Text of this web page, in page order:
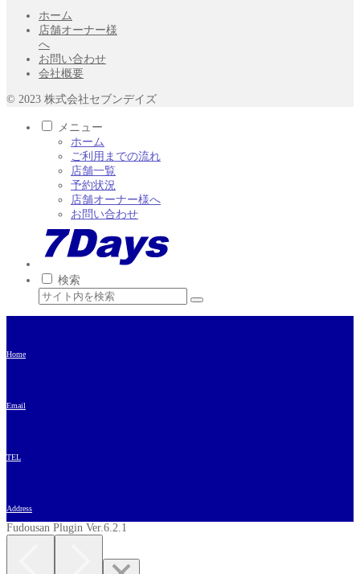
ホーム
店舗オーナー様
へ
お問い合わせ
会社概要
© 2023 株式会社セブンデイズ
メニュー
ホーム
ご利用までの流れ
店舗一覧
予約状況
店舗オーナー様へ
お問い合わせ
検索
Home
Email
TEL
Address
Fudousan Plugin Ver.6.2.1